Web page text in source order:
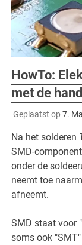
HowTo:
met de
Geplaatst op 7.
Na het solderen
SMD-
onder de
neemt toe
afneemt.
SMD staat voor
soms ook